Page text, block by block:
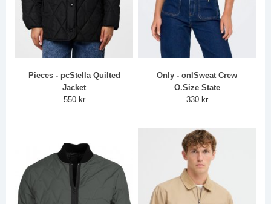
Pieces - pcStella Quilted
Jacket
550 kr
Only - onlSweat Crew
O.Size State
330 kr